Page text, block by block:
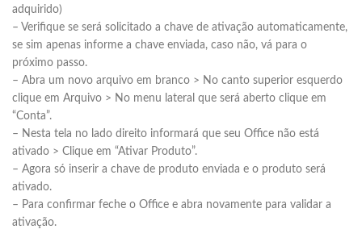
adquirido)
– Verifique se será solicitado a chave de ativação automaticamente,
se sim apenas informe a chave enviada, caso não, vá para o
próximo passo.
– Abra um novo arquivo em branco > No canto superior esquerdo
clique em Arquivo > No menu lateral que será aberto clique em
“Conta”.
– Nesta tela no lado direito informará que seu Office não está
ativado > Clique em “Ativar Produto”.
– Agora só inserir a chave de produto enviada e o produto será
ativado.
– Para confirmar feche o Office e abra novamente para validar a
ativação.